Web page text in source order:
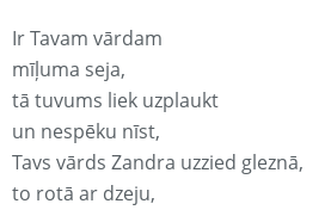
Ir Tavam vārdam
mīļuma seja,
tā tuvums liek uzplaukt
un nespēku nīst,
Tavs vārds Zandra uzzied gleznā,
to rotā ar dzeju,